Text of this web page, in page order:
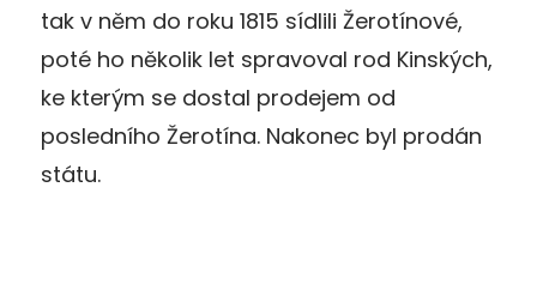
tak v něm do roku 1815 sídlili Žerotínové,
poté ho několik let spravoval rod Kinských,
ke kterým se dostal prodejem od
posledního Žerotína. Nakonec byl prodán
státu.